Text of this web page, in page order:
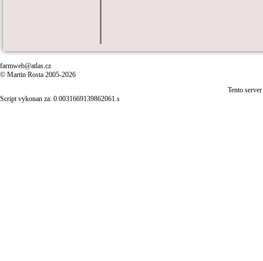
farmweb@atlas.cz
© Martin Rosta 2005-2026
Tento
Script vykonan za: 0.0031669139862061.s